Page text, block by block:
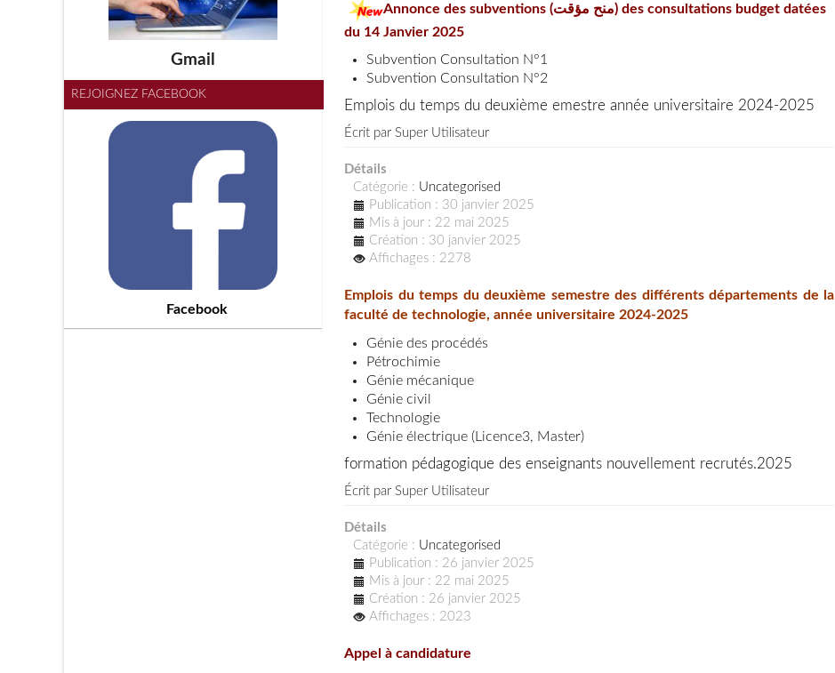
Gmail
REJOIGNEZ FACEBOOK
Facebook
Annonce des subventions (منح مؤقت) des consultations budget datées
du 14 Janvier 2025
Subvention Consultation N°1
Subvention Consultation N°2
Emplois du temps du deuxième emestre année universitaire 2024-2025
Écrit par Super Utilisateur
Détails
Catégorie : Uncategorised
Publication : 30 janvier 2025
Mis à jour : 22 mai 2025
Création : 30 janvier 2025
Affichages : 2278
Emplois du temps du deuxième semestre des différents départements de la
faculté de technologie, année universitaire 2024-2025
Génie des procédés
Pétrochimie
Génie mécanique
Génie civil
Technologie
Génie électrique ( Licence3, Master)
formation pédagogique des enseignants nouvellement recrutés.2025
Écrit par Super Utilisateur
Détails
Catégorie : Uncategorised
Publication : 26 janvier 2025
Mis à jour : 22 mai 2025
Création : 26 janvier 2025
Affichages : 2023
Appel à candidature